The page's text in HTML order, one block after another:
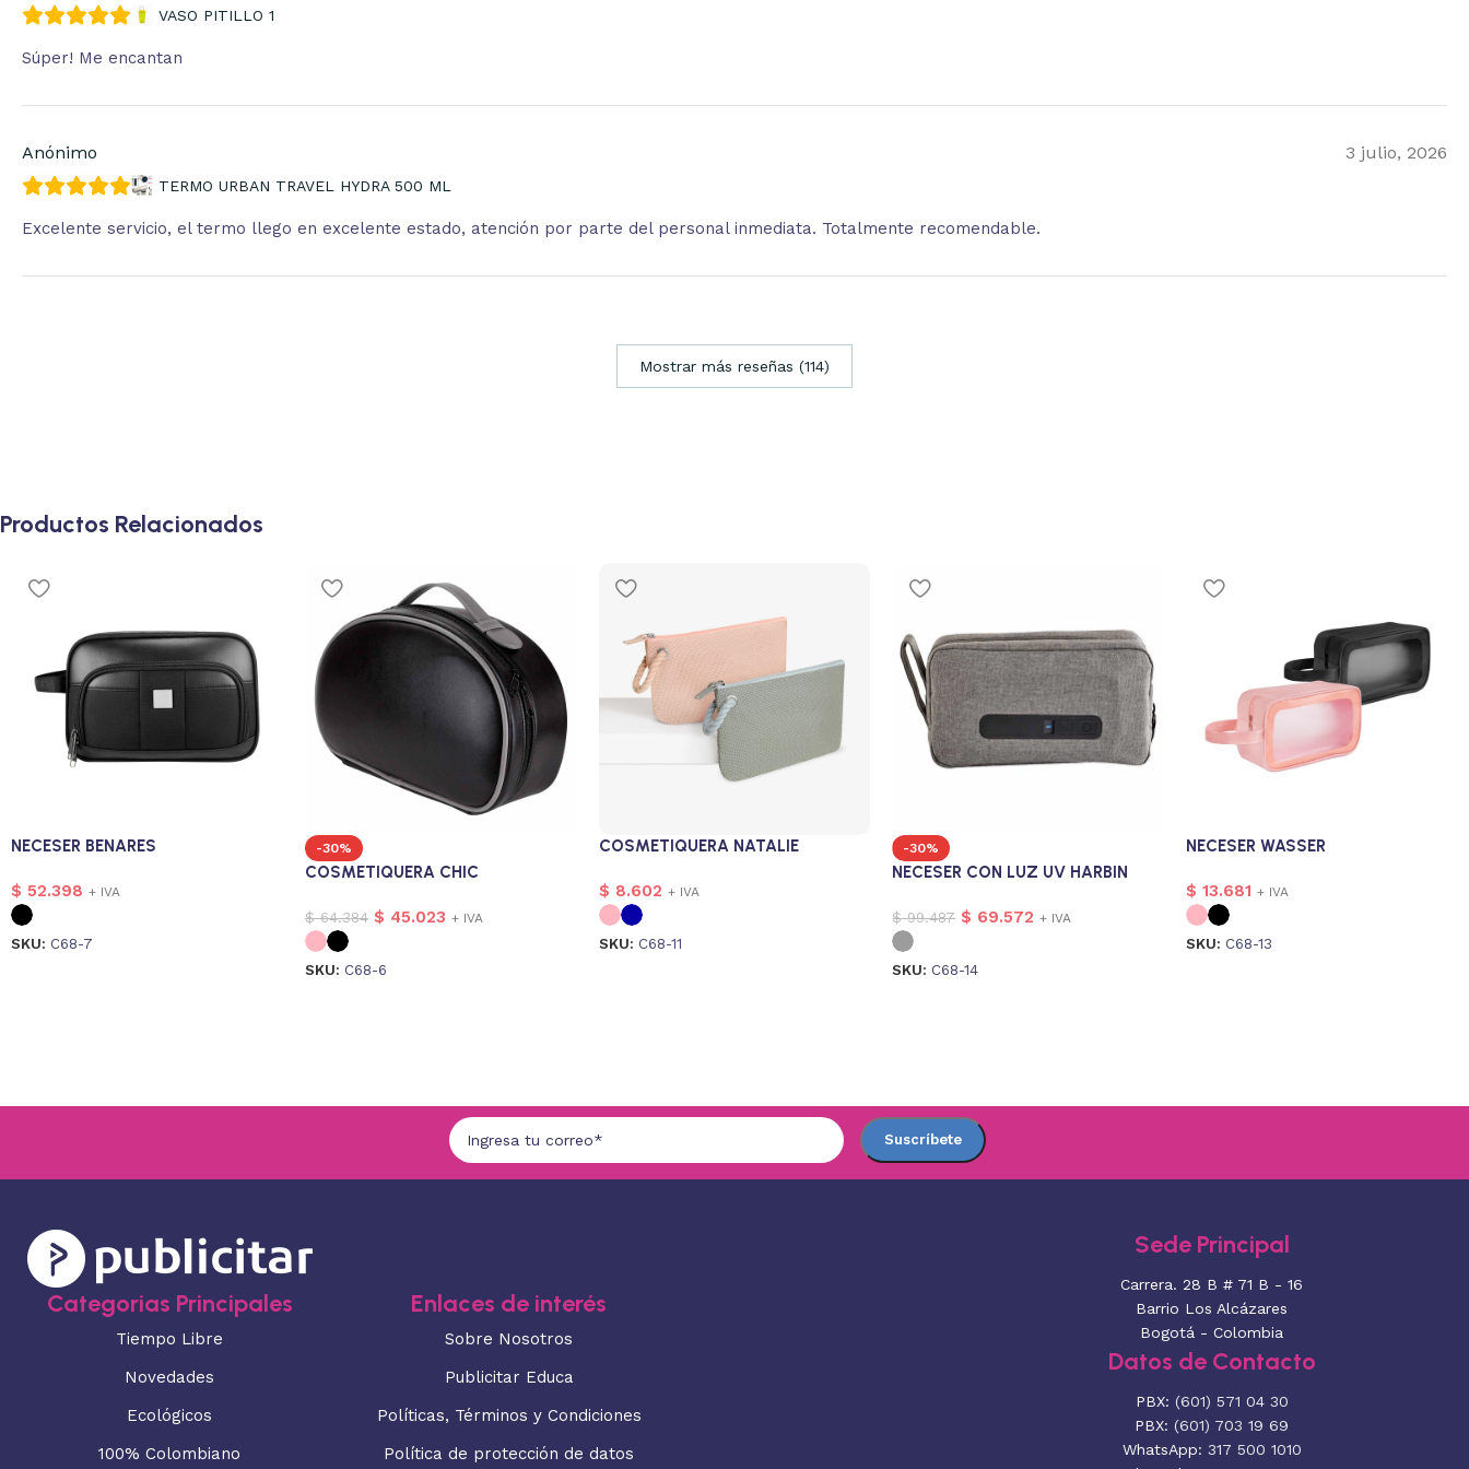
VASO PITILLO 1
Súper! Me encantan
Anónimo 3 julio, 2026
TERMO URBAN TRAVEL HYDRA 500 ML
Excelente servicio, el termo llego en excelente estado, atención por parte del personal inmediata. Totalmente recomendable.
Mostrar más reseñas (114)
Productos Relacionados
NECESER BENARES
$ 52.398 + IVA
SKU: C68-7
-30%
COSMETIQUERA CHIC
$64.384 $ 45.023 + IVA
SKU: C68-6
COSMETIQUERA NATALIE
$ 8.602 + IVA
SKU: C68-11
-30%
NECESER CON LUZ UV HARBIN
$99.487 $ 69.572 + IVA
SKU: C68-14
NECESER WASSER
$ 13.681 + IVA
SKU: C68-13
Categorias Principales
Tiempo Libre
Novedades
Ecológicos
100% Colombiano
Enlaces de interés
Sobre Nosotros
Publicitar Educa
Políticas, Términos y Condiciones
Política de protección de datos
Sede Principal
Carrera. 28 B # 71 B - 16
Barrio Los Alcázares
Bogotá - Colombia
Datos de Contacto
PBX: (601) 571 04 30
PBX: (601) 703 19 69
WhatsApp: 317 500 1010